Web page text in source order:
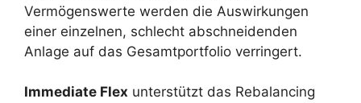
Vermögenswerte werden die Auswirkungen
einer einzelnen, schlecht abschneidenden
Anlage auf das Gesamtportfolio verringert.
Immediate Flex unterstützt das Rebalancing